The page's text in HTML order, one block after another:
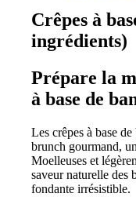
Crêpes à
ingrédients)
Prépare la
à base de
Les crêpes à base
brunch gourmand,
Moelleuses et
saveur naturelle des
fondante irrésistible.